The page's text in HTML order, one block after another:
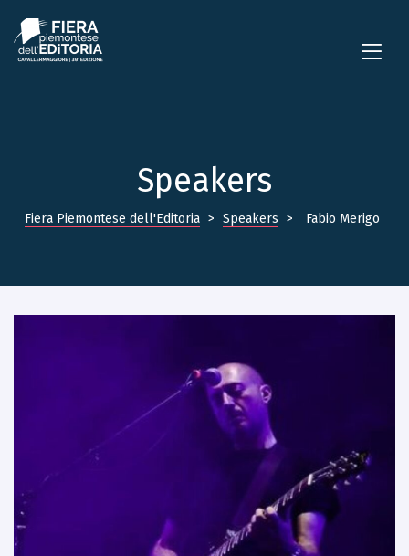
Speakers
Fiera Piemontese dell'Editoria > Speakers > Fabio Merigo